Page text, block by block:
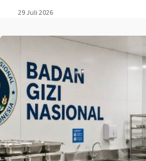
29 Juli 2026